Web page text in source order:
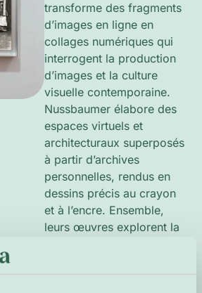
transforme des fragments
d’images en ligne en
collages numériques qui
interrogent la production
d’images et la culture
visuelle contemporaine.
Nussbaumer élabore des
espaces virtuels et
architecturaux superposés
à partir d’archives
personnelles, rendus en
dessins précis au crayon
et à l’encre. Ensemble,
leurs œuvres explorent la
perception de l’espace et